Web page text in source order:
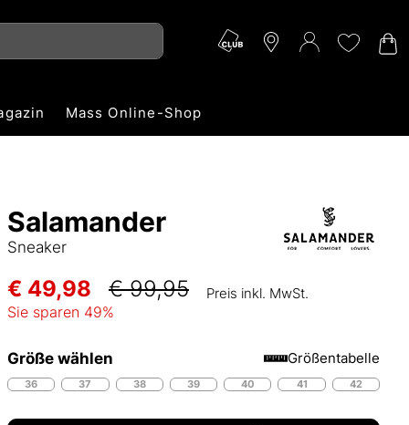
Mass Online-Shop
Salamander
Sneaker
€ 49,98 € 99,95 Preis inkl. MwSt.
Sie sparen 49%
Größe wählen Größentabelle
36 37 38 39 40 41 42